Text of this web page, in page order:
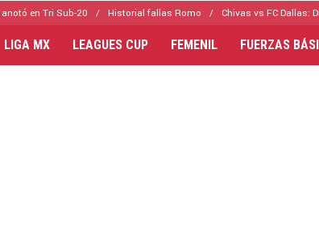
en Tri Sub-20 Historial fallas Romo Chivas vs FC Dallas:
LIGA MX LEAGUES CUP FEMENIL FUERZAS